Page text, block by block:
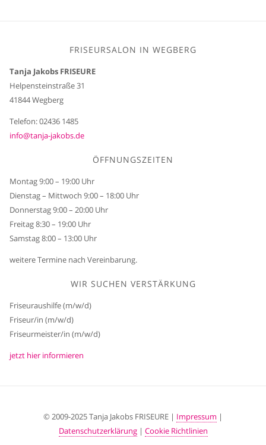
FRISEURSALON IN WEGBERG
Tanja Jakobs FRISEURE
Helpensteinstraße 31
41844 Wegberg
Telefon: 02436 1485
info@tanja-jakobs.de
ÖFFNUNGSZEITEN
Montag 9:00 – 19:00 Uhr
Dienstag – Mittwoch 9:00 – 18:00 Uhr
Donnerstag 9:00 – 20:00 Uhr
Freitag 8:30 – 19:00 Uhr
Samstag 8:00 – 13:00 Uhr
weitere Termine nach Vereinbarung.
WIR SUCHEN VERSTÄRKUNG
Friseuraushilfe (m/w/d)
Friseur/in (m/w/d)
Friseurmeister/in (m/w/d)
jetzt hier informieren
© 2009-2025 Tanja Jakobs FRISEURE | Impressum |
Datenschutzerklärung| Cookie Richtlinien